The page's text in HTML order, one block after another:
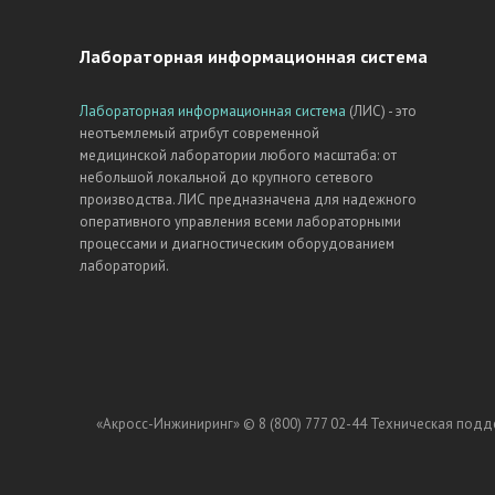
Лабораторная информационная система
Лабораторная информационная система (ЛИС) - это
неотъемлемый атрибут современной
медицинской лаборатории любого масштаба: от
небольшой локальной до крупного сетевого
производства. ЛИС предназначена для надежного
оперативного управления всеми лабораторными
процессами и диагностическим оборудованием
лабораторий.
«Акросс-Инжиниринг» © 8 (800) 777 02-44 Техническая